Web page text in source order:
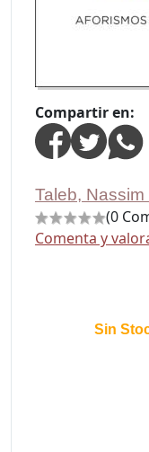
Compartir en:
Taleb,
(0
Comenta y
Sin